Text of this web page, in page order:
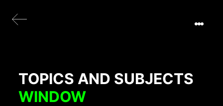
TOPICS AND SUBJECTS
WINDOW